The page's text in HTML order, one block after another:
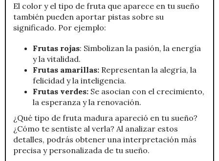
El color y el tipo de fruta que aparece en tu sueño
también pueden aportar pistas sobre su
significado. Por ejemplo:
Frutas rojas: Simbolizan la pasión, la energía
y la vitalidad.
Frutas amarillas: Representan la alegría, la
felicidad y la inteligencia.
Frutas verdes: Se asocian con el crecimiento,
la esperanza y la renovación.
¿Qué tipo de fruta madura apareció en tu sueño?
¿Cómo te sentiste al verla? Al analizar estos
detalles, podrás obtener una interpretación más
precisa y personalizada de tu sueño.